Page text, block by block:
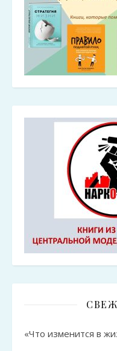
«Что изменится в